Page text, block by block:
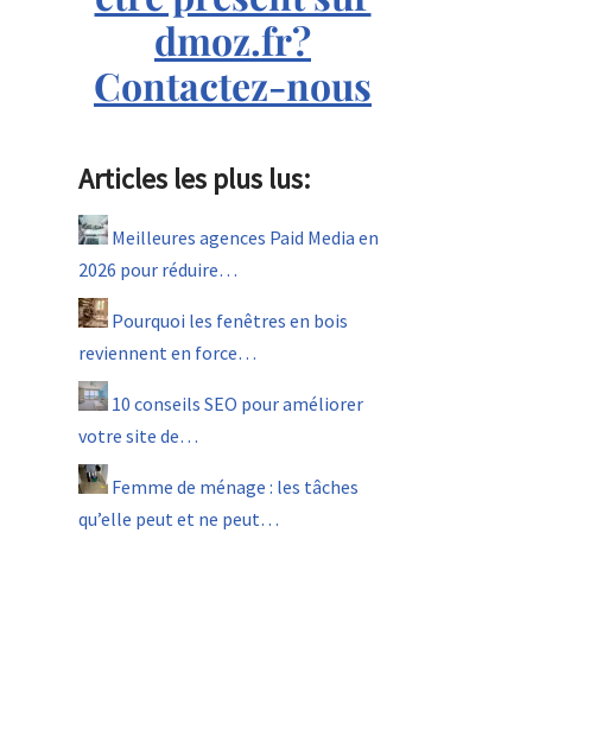
dmoz.fr?
Contactez-nous
Articles les plus lus:
Meilleures agences Paid Media en
2026 pour réduire…
Pourquoi les fenêtres en bois
reviennent en force…
10 conseils SEO pour améliorer
votre site de…
Femme de ménage : les tâches
qu’elle peut et ne peut…